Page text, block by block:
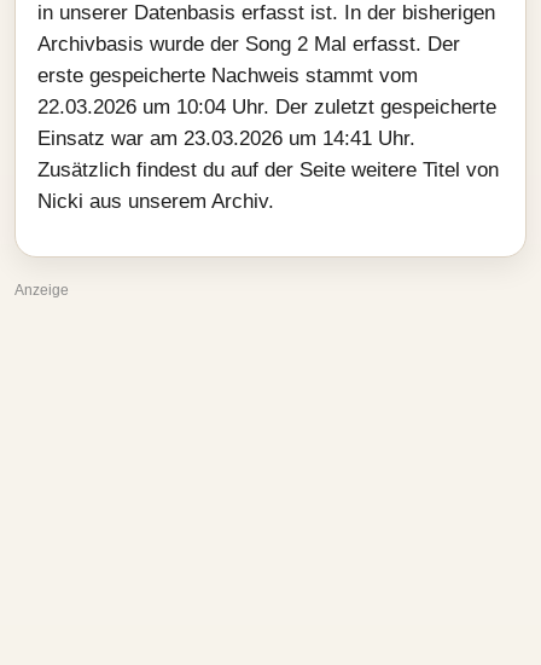
in unserer Datenbasis erfasst ist. In der bisherigen
Archivbasis wurde der Song 2 Mal erfasst. Der
erste gespeicherte Nachweis stammt vom
22.03.2026 um 10:04 Uhr. Der zuletzt gespeicherte
Einsatz war am 23.03.2026 um 14:41 Uhr.
Zusätzlich findest du auf der Seite weitere Titel von
Nicki aus unserem Archiv.
Anzeige